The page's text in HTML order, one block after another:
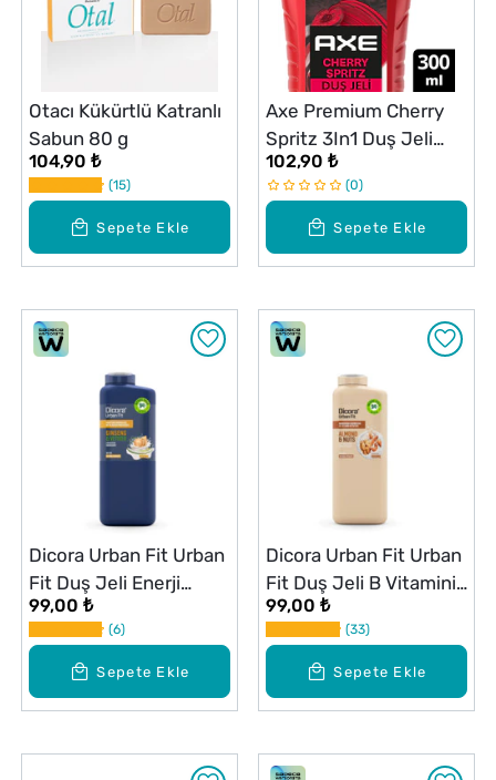
Sepete Ekle
Otacı Kükürtlü Katranlı
Sabun 80 g
104,90 ₺
15
Sepete Ekle
Axe Premium Cherry
Spritz 3In1 Duş Jeli
300 ml
102,90 ₺
0
Sepete Ekle
Dicora Urban Fit Urban
Fit Duş Jeli Enerji
Vetiver & Ginseng 400
ml
99,00 ₺
6
Sepete Ekle
Dicora Urban Fit Urban
Fit Duş Jeli B Vitamini
Badem ve Fındık 400
ml
99,00 ₺
33